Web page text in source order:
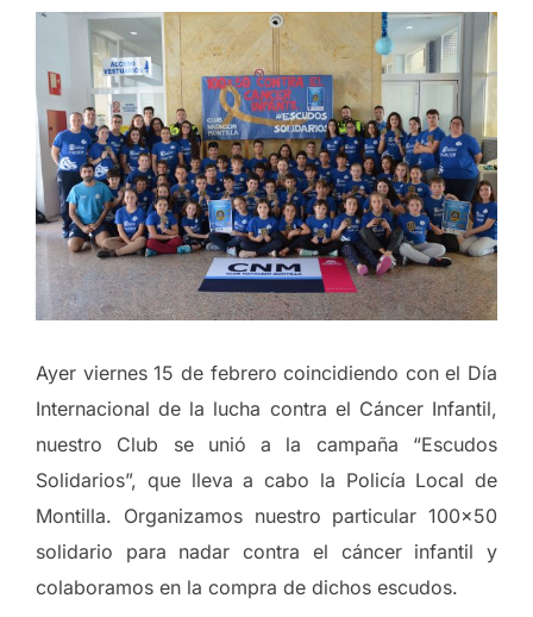
Ayer viernes 15 de febrero coincidiendo con el Día
Internacional de la lucha contra el Cáncer Infantil,
nuestro Club se unió a la campaña “Escudos
Solidarios”, que lleva a cabo la Policía Local de
Montilla. Organizamos nuestro particular 100×50
solidario para nadar contra el cáncer infantil y
colaboramos en la compra de dichos escudos.